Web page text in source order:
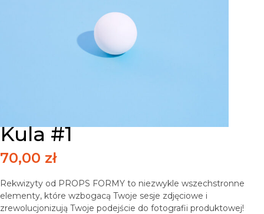
Kula #1
70,00 zł
Rekwizyty od PROPS FORMY to niezwykle wszechstronne
elementy, które wzbogacą Twoje sesje zdjęciowe i
zrewolucjonizują Twoje podejście do fotografii produktowej!